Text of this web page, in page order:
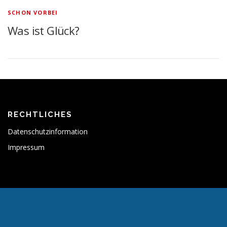
SCHON VORBEI
Was ist Glück?
RECHTLICHES
Datenschutzinformation
Impressum